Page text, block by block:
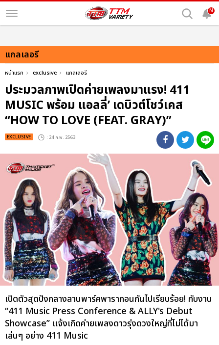
N
แกลเลอรี
หน้าแรก exclusive แกลเลอรี
ประมวลภาพเปิดค่ายเพลงมาแรง! 411
MUSIC พร้อม แอลลี่’ เดบิวต์โชว์เคส
“HOW TO LOVE (FEAT. GRAY)”
EXCLUSIVE : 24 ก.พ. 2563
เปิดตัวสุดปังกลางลานพาร์คพารากอนกันไปเรียบร้อย! กับงาน
“411 Music Press Conference & ALLY's Debut
Showcase” แจ้งเกิดค่ายเพลงดาวรุ่งดวงใหญ่ที่ไม่ได้มา
เล่นๆ อย่าง 411 Music